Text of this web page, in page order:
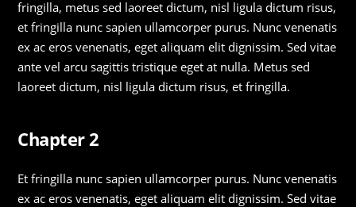
fringilla, metus sed laoreet dictum, nisl ligula dictum risus,
et fringilla nunc sapien ullamcorper purus. Nunc venenatis
ex ac eros venenatis, eget aliquam elit dignissim. Sed vitae
ante vel arcu sagittis tristique eget at nulla. Metus sed
laoreet dictum, nisl ligula dictum risus, et fringilla.
Chapter 2
Et fringilla nunc sapien ullamcorper purus. Nunc venenatis
ex ac eros venenatis, eget aliquam elit dignissim. Sed vitae